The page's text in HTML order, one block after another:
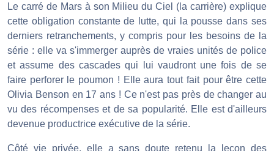
Le carré de Mars à son Milieu du Ciel (la carrière) explique
cette obligation constante de lutte, qui la pousse dans ses
derniers retranchements, y compris pour les besoins de la
série : elle va s'immerger auprès de vraies unités de police
et assume des cascades qui lui vaudront une fois de se
faire perforer le poumon ! Elle aura tout fait pour être cette
Olivia Benson en 17 ans ! Ce n'est pas près de changer au
vu des récompenses et de sa popularité. Elle est d'ailleurs
devenue productrice exécutive de la série.
Côté vie privée, elle a sans doute retenu la leçon des